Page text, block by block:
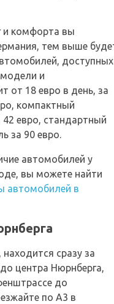
и комфорта вы
тем выше
доступных
и
от 18 евро в день, за
компактный
евро, стандартный
за 90 евро.
автомобилей у
вы можете найти
автомобилей в
сразу за
центра Нюрнберга,
до
по А3 в